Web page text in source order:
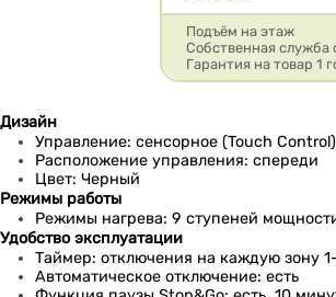
Подъём на этаж
Собственная служба
Гарантия на товар 1
Дизайн
Управление: сенсорное (Touch Control)
Расположение управления: спереди
Цвет: Черный
Режимы работы
Режимы нагрева: 9 ступеней
Удобство эксплуатации
Таймер: отключения на каждую зону
Автоматическое отключение: есть